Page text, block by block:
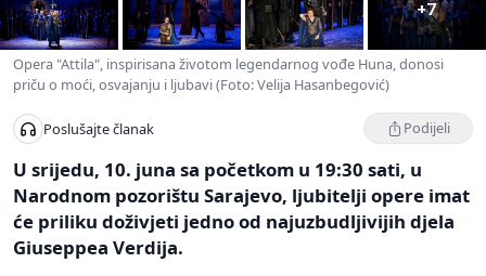
+7
Opera "Attila", inspirisana životom legendarnog vođe Huna, donosi
priču o moći, osvajanju i ljubavi (Foto: Velija Hasanbegović)
Poslušajte članak Podijeli
U srijedu, 10. juna sa početkom u 19:30 sati, u
Narodnom pozorištu Sarajevo, ljubitelji opere imat
će priliku doživjeti jedno od najuzbudljivijih djela
Giuseppea Verdija.